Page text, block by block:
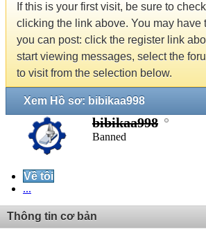
If this is your first visit, be sure to
clicking the link above. You may have
you can post: click the register link
start viewing messages, select the
to visit from the selection below.
Xem Hồ sơ: bibikaa998
bibikaa998
Banned
Về tôi
...
Thông tin cơ bản